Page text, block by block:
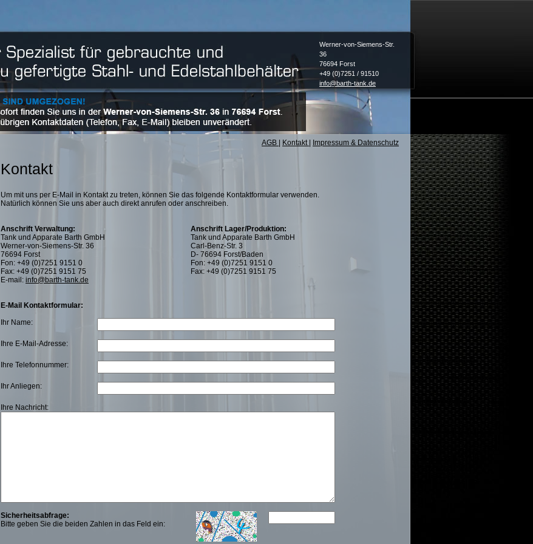
Werner-von-Siemens-Str.
36
76694 Forst
+49 (0)7251 / 91510
info@barth-tank.de
AGB Kontakt Impressum & Datenschutz
Kontakt
Um mit uns per E-Mail in Kontakt zu treten, können Sie das folgende Kontaktformular verwenden.
Natürlich können Sie uns aber auch direkt anrufen oder anschreiben.
Anschrift Verwaltung:
Tank und Apparate Barth GmbH
Werner-von-Siemens-Str. 36
76694 Forst
Fon: +49 (0)7251 9151 0
Fax: +49 (0)7251 9151 75
E-mail: info@barth-tank.de
Anschrift Lager/Produktion:
Tank und Apparate Barth GmbH
Carl-Benz-Str. 3
D- 76694 Forst/Baden
Fon: +49 (0)7251 9151 0
Fax: +49 (0)7251 9151 75
E-Mail Kontaktformular:
Ihr Name:
Ihre E-Mail-Adresse:
Ihre Telefonnummer:
Ihr Anliegen:
Ihre Nachricht:
Sicherheitsabfrage:
Bitte geben Sie die beiden Zahlen in das Feld ein: